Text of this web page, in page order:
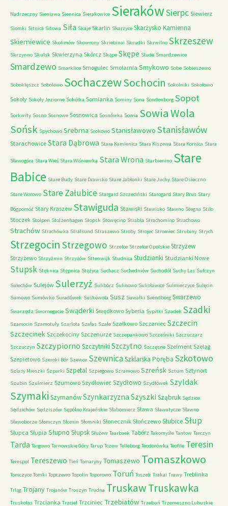
Nadrzeczny Sieniawa Siennica Sierakowice SierakówSierpc Siewierz
Siomki Sitnica Sitowa Siła Skaje Skarlin Skarżyce Skarżysko Kamienna
Skierniewice Skolimów Skowrony Skriebinai Skrudki Skrwilno Skrzeszew
Skrzynno Skulsk Skwierzyna Skórcz Skąpe Skępe Slude Smardzewice
Smardzewo Smarklice Smogulec Smolarnia Smykowo Sobe Sobieszewo
Soboklęszcz Sobolewo SochaczewSochocin Sokolniki Sokołowo
Sokoły Sokoły Jeziorne Sokółka Somianka Sominy Sona Sondenborg Sopot
Sorkwity Sosno Sosnowe Sosnowica Sosnówka Sowia Sowia Wola
Sońsk Spychowo Srebrna Srokowo Stanisławowo Stanisławów
Starachowice Stara Dąbrowa Stara Kamienica Stara Kiszewa Stara Kornica Stara
Sławogóra Stara Wieś Stara Wiśniewka Stara Wrona Starbienino Stare
Babice Stare Budy Stare Drawsko Stare Jabłonki Stare Juchy Stare Osieczno
Stare Worowo Stare Załubice Stargard Szczeciński Starogard Stary Brus Stary
Bógpomóż Stary Kraszew Stawiguda Stawiski Stawisko Stawno Stegna Stilo
Stoczek Stolpen Stolzenhagen Stopsk Stowęcino Strabla Strachomino Strachowo
Strachów Strachówka Stralsund Straszewo Stroby Strojec Stromiec Strubiny Strych
Strzegocin Strzegowo Strzelce Strzelce Opolskie Strzyżew
Strzyżewo Strzyżmin Strzyżów Sttenwijk Studnica Studzianki Studzianki Nowe
Stupsk Stęknica Stępnica Stężyca Suchacz Suchedniów Suchodół Suchy Las Sufczyn
Sulechów Sulejów Sulerzyż Sulibórz Sulinowo Sulisławice Sulmierzyce Sulęcin
Sumowo Sumówko Suradówek Suskowola Susz Suwałki Svendborg Swarzewo
Swarzędz Swornegacie Swąderki Swędkowo Syberia Sypitki Szadek Szadki
Szamocin Szamotuły Szarlota Szałas Szałe Szałkowo Szczaniec Szczecin
Szczecinek Szczekociny Szczenurze Szczepankowo Szcześniki Szczuczarz
Szczuczyn Szczypiorno Szczytniki Szczytno Szczęsne Szelment Szeląg
Szepietowo Szeroki Bór Szewce SzewnicaSzklarska Poręba Szkotowo
Szlasy Mieszki Szparki Szpetal Szpiegowo Szramowo Szreńsk Sztum Sztynort
Szubin Szulmierz Szumowo Szydłowiec Szydłowo Szydłówek Szyldak
Szymaki SzymanówSzynkarzyzna Szyszki Sząbruk Sędzice
Sędzichów Sędziszów Sępólno Krajeńskie Słabomierz Sława Sławatycze Sławno
Sławoborze Słomczyn Słomin Słomniki Słonecznik Słończewo Słubice Słup
Słupca Słupia Słupno Słupsk Służew Taarbaek Tabórz Takomyśle Tantow Tarczyn
Tarda Targowo Tarnowskie Góry Tarup Tczew Telleborg Teodorówka Teofile Teresin
Terespol Tereszewo Tleń Tomaryny Tomaszewo Tomaszkowo
Tomczyce Tomki Topczewo Topolin Toporowo Toruń Toszek Trakai Trawy Treblinka
Trląg Trojany Trojanów Troszyn Trudna TruskawTruskawka
Truskolas Trzcianka Trzciel Trzciniec Trzebiatów Trzebuń Trzemeszno Lubuskie